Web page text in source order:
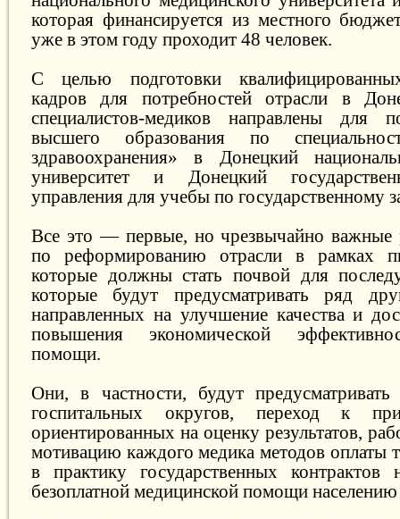
которая финансируется из местного
уже в этом году проходит 48 человек.
С целью подготовки
кадров для потребностей отрасли в
специалистов-медиков направлены для
высшего образования по
здравоохранения» в Донецкий
университет и Донецкий
управления для учебы по государственному
Все это — первые, но чрезвычайно важные
по реформированию отрасли в рамках
которые должны стать почвой для
которые будут предусматривать ряд
направленных на улучшение качества и
повышения экономической
помощи.
Они, в частности, будут предусматривать
госпитальных округов, переход к
ориентированных на оценку результатов,
мотивацию каждого медика методов оплаты
в практику государственных контрактов
безоплатной медицинской помощи